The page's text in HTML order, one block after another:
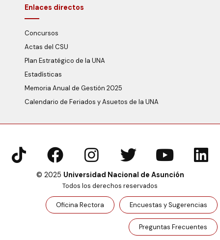
Enlaces directos
Concursos
Actas del CSU
Plan Estratégico de la UNA
Estadísticas
Memoria Anual de Gestión 2025
Calendario de Feriados y Asuetos de la UNA
© 2025 Universidad Nacional de Asunción
Todos los derechos reservados
Oficina Rectora Encuestas y Sugerencias
Preguntas Frecuentes